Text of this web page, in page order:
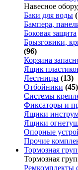
Навесное
Баки для воды
Бампера,
Боковая защита
Брызговики,
(96)
Корзина
Ящик
Лестницы (13)
Отбойники (45)
Системы
Фиксаторы и
Ящики
Ящики
Опорные
Прочие
Тормозная
Тормозная
Ремкомплекты